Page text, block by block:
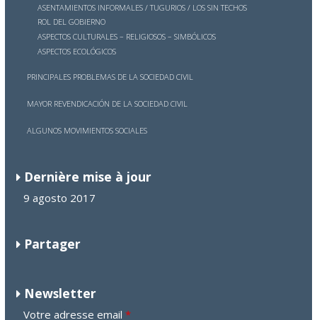
ASENTAMIENTOS INFORMALES / TUGURIOS / LOS SIN TECHOS
ROL DEL GOBIERNO
ASPECTOS CULTURALES – RELIGIOSOS – SIMBÓLICOS
ASPECTOS ECOLÓGICOS
PRINCIPALES PROBLEMAS DE LA SOCIEDAD CIVIL
MAYOR REVENDICACIÓN DE LA SOCIEDAD CIVIL
ALGUNOS MOVIMIENTOS SOCIALES
Dernière mise à jour
9 agosto 2017
Partager
Newsletter
Votre adresse email *